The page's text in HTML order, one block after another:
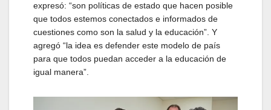
expresó: “son políticas de estado que hacen posible
que todos estemos conectados e informados de
cuestiones como son la salud y la educación”. Y
agregó “la idea es defender este modelo de país
para que todos puedan acceder a la educación de
igual manera”.